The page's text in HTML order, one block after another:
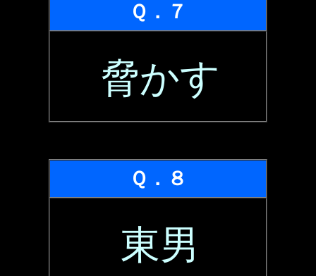
Ｑ．７
脅かす
Ｑ．８
東男